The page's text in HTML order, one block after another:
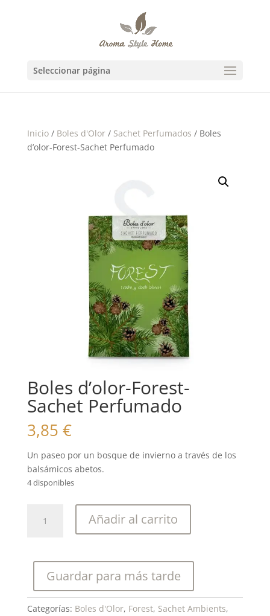
Seleccionar página
Inicio/ Boles d'Olor/ Sachet Perfumados / Boles
d’olor-Forest-Sachet Perfumado
Boles d’olor-Forest-
Sachet Perfumado
3,85 €
Un paseo por un bosque de invierno a través de los
balsámicos abetos.
4 disponibles
d'olor-
Perfumado
cantidad
Añadir al carrito
Guardar para más tarde
Categorías: Boles d'Olor, Forest, Sachet Ambients,